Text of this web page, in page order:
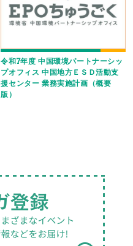
令和7年度 中国環境パートナーシッ
プオフィス 中国地方ＥＳＤ活動支
援センター 業務実施計画（概要
版）